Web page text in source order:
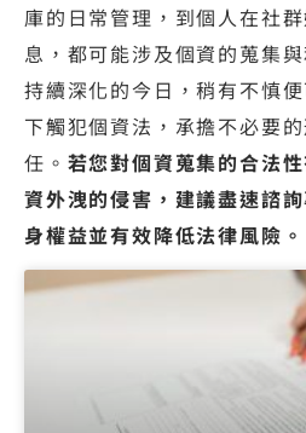
庫的日常管理，到個人在社
息，都可能涉及個資的蒐集
持續深化的今日，稍有不慎
下觸犯個資法，承擔不必要
任。 若您對個資蒐集的合法
資外洩的侵害，建議盡速諮
身權益並有效降低法律風險。